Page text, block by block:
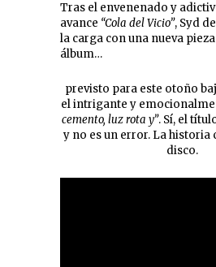
Tras el envenenado y
avance “Cola del Vicio”, Syd
la carga con una nueva
álbum…
previsto para este otoño
el intrigante y
cemento, luz rota y”. Sí, el
y no es un error. La historia
disco.